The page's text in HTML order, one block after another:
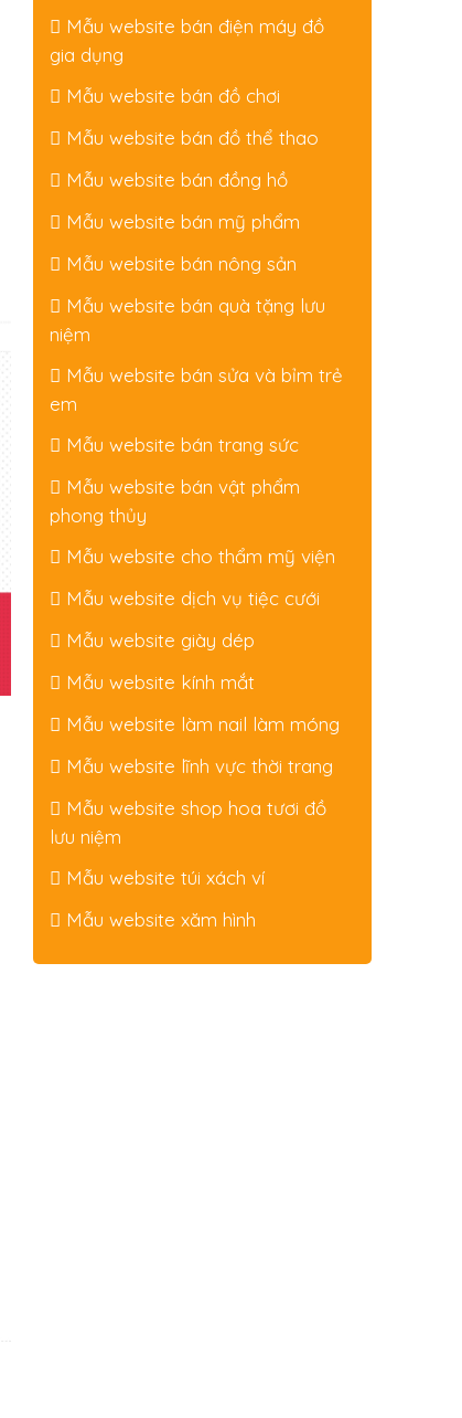
Mẫu website bán điện máy đồ
gia dụng
Mẫu website bán đồ chơi
Mẫu website bán đồ thể thao
Mẫu website bán đồng hồ
Mẫu website bán mỹ phẩm
Mẫu website bán nông sản
Mẫu website bán quà tặng lưu
niệm
Mẫu website bán sửa và bỉm trẻ
em
Mẫu website bán trang sức
Mẫu website bán vật phẩm
phong thủy
Mẫu website cho thẩm mỹ viện
Mẫu website dịch vụ tiệc cưới
Mẫu website giày dép
Mẫu website kính mắt
Mẫu website làm nail làm móng
Mẫu website lĩnh vực thời trang
Mẫu website shop hoa tươi đồ
lưu niệm
Mẫu website túi xách ví
Mẫu website xăm hình